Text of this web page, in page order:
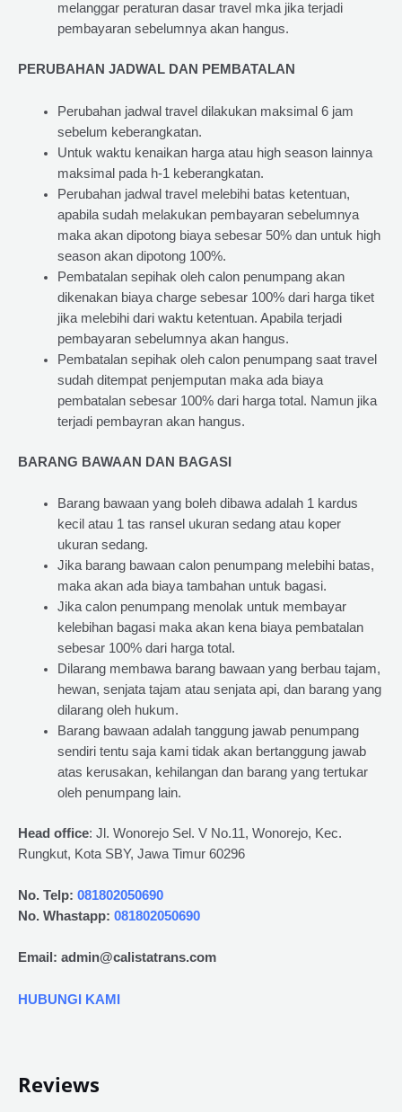
melanggar peraturan dasar travel mka jika terjadi
pembayaran sebelumnya akan hangus.
PERUBAHAN JADWAL DAN PEMBATALAN
Perubahan jadwal travel dilakukan maksimal 6 jam
sebelum keberangkatan.
Untuk waktu kenaikan harga atau high season lainnya
maksimal pada h-1 keberangkatan.
Perubahan jadwal travel melebihi batas ketentuan,
apabila sudah melakukan pembayaran sebelumnya
maka akan dipotong biaya sebesar 50% dan untuk high
season akan dipotong 100%.
Pembatalan sepihak oleh calon penumpang akan
dikenakan biaya charge sebesar 100% dari harga tiket
jika melebihi dari waktu ketentuan. Apabila terjadi
pembayaran sebelumnya akan hangus.
Pembatalan sepihak oleh calon penumpang saat travel
sudah ditempat penjemputan maka ada biaya
pembatalan sebesar 100% dari harga total. Namun jika
terjadi pembayran akan hangus.
BARANG BAWAAN DAN BAGASI
Barang bawaan yang boleh dibawa adalah 1 kardus
kecil atau 1 tas ransel ukuran sedang atau koper
ukuran sedang.
Jika barang bawaan calon penumpang melebihi batas,
maka akan ada biaya tambahan untuk bagasi.
Jika calon penumpang menolak untuk membayar
kelebihan bagasi maka akan kena biaya pembatalan
sebesar 100% dari harga total.
Dilarang membawa barang bawaan yang berbau tajam,
hewan, senjata tajam atau senjata api, dan barang yang
dilarang oleh hukum.
Barang bawaan adalah tanggung jawab penumpang
sendiri tentu saja kami tidak akan bertanggung jawab
atas kerusakan, kehilangan dan barang yang tertukar
oleh penumpang lain.
Head office: Jl. Wonorejo Sel. V No.11, Wonorejo, Kec.
Rungkut, Kota SBY, Jawa Timur 60296
No. Telp: 081802050690
No. Whastapp: 081802050690
Email: admin@calistatrans.com
HUBUNGI KAMI
Reviews